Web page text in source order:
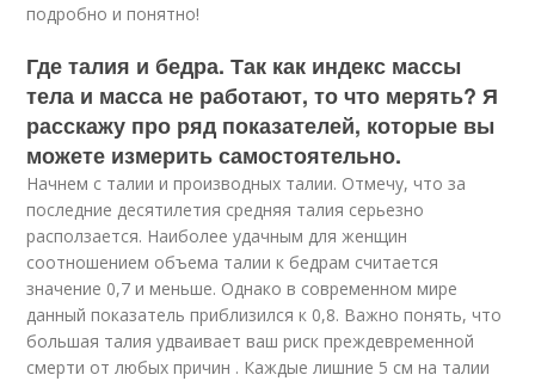
подробно и понятно!
Где талия и бедра. Так как индекс массы
тела и масса не работают, то что мерять? Я
расскажу про ряд показателей, которые вы
можете измерить самостоятельно.
Начнем с талии и производных талии. Отмечу, что за
последние десятилетия средняя талия серьезно
расползается. Наиболее удачным для женщин
соотношением объема талии к бедрам считается
значение 0,7 и меньше. Однако в современном мире
данный показатель приблизился к 0,8. Важно понять, что
большая талия удваивает ваш риск преждевременной
смерти от любых причин . Каждые лишние 5 см на талии